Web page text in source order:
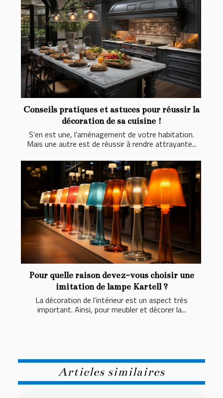
Conseils pratiques et astuces pour réussir la
décoration de sa cuisine !
S’en est une, l’aménagement de votre habitation.
Mais une autre est de réussir à rendre attrayante...
Pour quelle raison devez-vous choisir une
imitation de lampe Kartell ?
La décoration de l’intérieur est un aspect très
important. Ainsi, pour meubler et décorer la...
Articles similaires